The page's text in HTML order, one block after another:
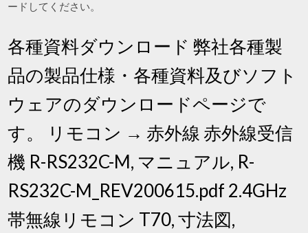
ードしてください。
各種資料ダウンロード 弊社各種製
品の製品仕様・各種資料及びソフト
ウェアのダウンロードページで
す。 リモコン → 赤外線 赤外線受信
機 R-RS232C-M, マニュアル, R-
RS232C-M_REV200615.pdf 2.4GHz
帯無線リモコン T70, 寸法図,